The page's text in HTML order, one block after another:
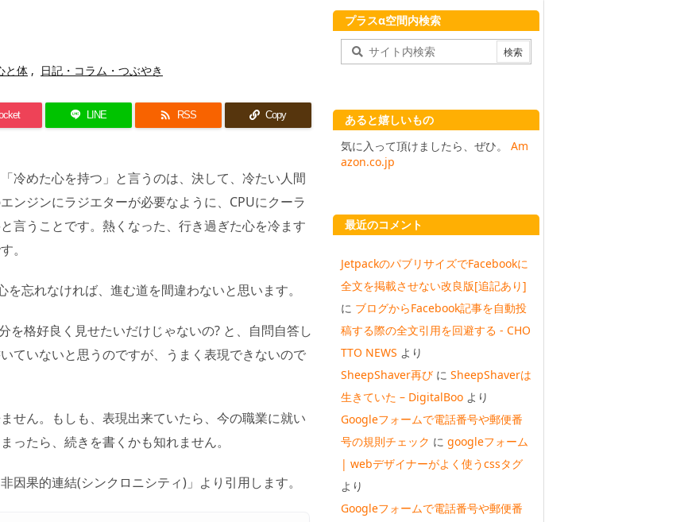
と体 , 日記・コラム・つぶやき
LINE  RSS Copy
冷めた心を持つ」と言うのは、決して、冷たい人間
ンジンにラジエターが必要なように、CPUにクーラ
言うことです。熱くなった、行き過ぎた心を冷ます
。
を忘れなければ、進む道を間違わないと思います。
格好良く見せたいだけじゃないの? と、自問自答し
ていないと思うのですが、うまく表現できないので
せん。もしも、表現出来ていたら、今の職業に就い
ったら、続きを書くかも知れません。
因果的連結(シンクロニシティ)」より引用します。
プラスα空間内検索
あると嬉しいもの
気に入って頂けましたら、ぜひ。 Am
azon.co.jp
最近のコメント
JetpackのパブリサイズでFacebookに
全文を掲載させない改良版[追記あり]
に ブログからFacebook記事を自動投
稿する際の全文引用を回避する - CHO
TTO NEWS より
SheepShaver再び に SheepShaverは
生きていた – DigitalBoo より
Googleフォームで電話番号や郵便番
号の規則チェック に googleフォーム
| webデザイナーがよく使うcssタグ
より
Googleフォームで電話番号や郵便番